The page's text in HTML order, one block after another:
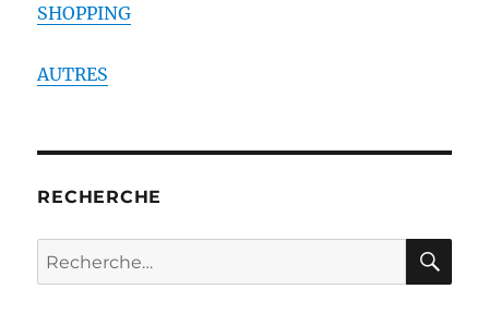
SHOPPING
AUTRES
RECHERCHE
Recherche
pour :